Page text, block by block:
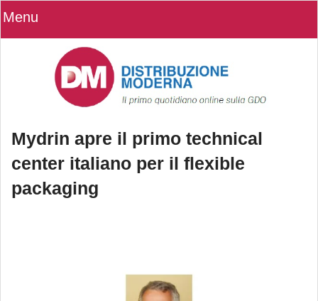
Menu
Mydrin apre il primo technical
center italiano per il flexible
packaging